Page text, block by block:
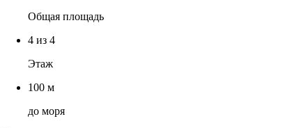
Общая площадь
4 из 4
Этаж
100 м
до моря